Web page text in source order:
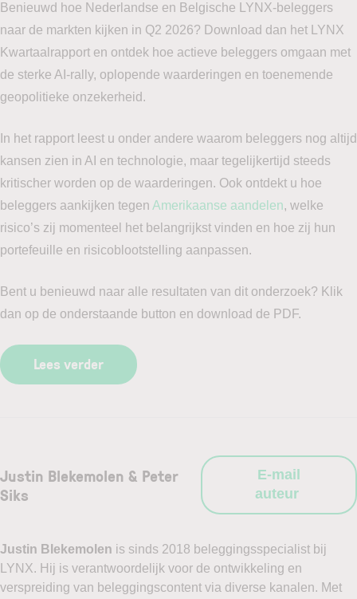
Benieuwd hoe Nederlandse en Belgische LYNX-beleggers
naar de markten kijken in Q2 2026? Download dan het LYNX
Kwartaalrapport en ontdek hoe actieve beleggers omgaan met
de sterke AI-rally, oplopende waarderingen en toenemende
geopolitieke onzekerheid.
In het rapport leest u onder andere waarom beleggers nog altijd
kansen zien in AI en technologie, maar tegelijkertijd steeds
kritischer worden op de waarderingen. Ook ontdekt u hoe
beleggers aankijken tegen Amerikaanse aandelen, welke
risico’s zij momenteel het belangrijkst vinden en hoe zij hun
portefeuille en risicoblootstelling aanpassen.
Bent u benieuwd naar alle resultaten van dit onderzoek? Klik
dan op de onderstaande button en download de PDF.
Lees verder
Justin Blekemolen & Peter
Siks
E-mail
auteur
Justin Blekemolen is sinds 2018 beleggingsspecialist bij
LYNX. Hij is verantwoordelijk voor de ontwikkeling en
verspreiding van beleggingscontent via diverse kanalen. Met